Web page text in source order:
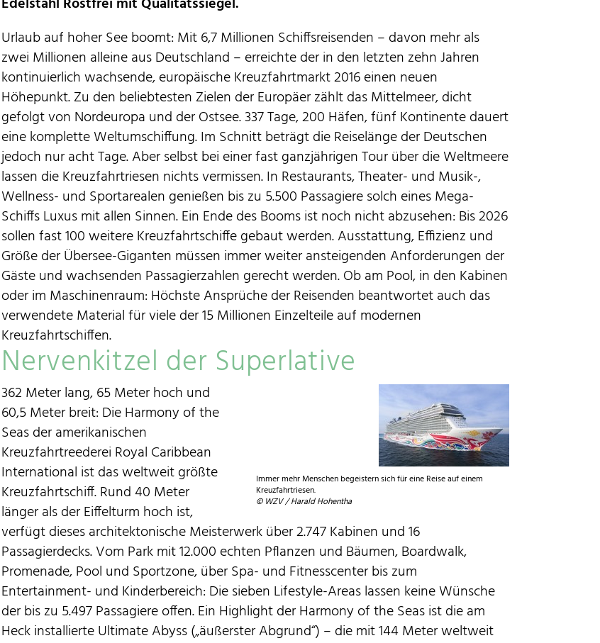
In der Ultimate Abyss, der weltweit längsten Rutsche auf hoher
See, geht‘s hinab durch zwei spiralförmige Röhren aus Edelstahl
Rostfrei.
© WZV / wiegand.maelzer GmbH
Urlaub auf hoher See boomt: Mit 6,7 Millionen Schiffsreisenden – davon mehr als
zwei Millionen alleine aus Deutschland – erreichte der in den letzten zehn Jahren
kontinuierlich wachsende, europäische Kreuzfahrtmarkt 2016 einen neuen
Höhepunkt. Zu den beliebtesten Zielen der Europäer zählt das Mittelmeer, dicht
gefolgt von Nordeuropa und der Ostsee. 337 Tage, 200 Häfen, fünf Kontinente dauert
eine komplette Weltumschiffung. Im Schnitt beträgt die Reiselänge der Deutschen
jedoch nur acht Tage. Aber selbst bei einer fast ganzjährigen Tour über die Weltmeere
lassen die Kreuzfahrtriesen nichts vermissen. In Restaurants, Theater- und Musik-,
Wellness- und Sportarealen genießen bis zu 5.500 Passagiere solch eines Mega-
Schiffs Luxus mit allen Sinnen. Ein Ende des Booms ist noch nicht abzusehen: Bis 2026
sollen fast 100 weitere Kreuzfahrtschiffe gebaut werden. Ausstattung, Effizienz und
Größe der Übersee-Giganten müssen immer weiter ansteigenden Anforderungen der
Gäste und wachsenden Passagierzahlen gerecht werden. Ob am Pool, in den Kabinen
oder im Maschinenraum: Höchste Ansprüche der Reisenden beantwortet auch das
verwendete Material für viele der 15 Millionen Einzelteile auf modernen
Kreuzfahrtschiffen.
Nervenkitzel der Superlative
Immer mehr Menschen begeistern sich für eine Reise auf einem
Kreuzfahrtriesen.
© WZV / Harald Hohentha
362 Meter lang, 65 Meter hoch und
60,5 Meter breit: Die Harmony of the
Seas der amerikanischen
Kreuzfahrtreederei Royal Caribbean
International ist das weltweit größte
Kreuzfahrtschiff. Rund 40 Meter
länger als der Eiffelturm hoch ist,
verfügt dieses architektonische Meisterwerk über 2.747 Kabinen und 16
Passagierdecks. Vom Park mit 12.000 echten Pflanzen und Bäumen, Boardwalk,
Promenade, Pool und Sportzone, über Spa- und Fitnesscenter bis zum
Entertainment- und Kinderbereich: Die sieben Lifestyle-Areas lassen keine Wünsche
der bis zu 5.497 Passagiere offen. Ein Highlight der Harmony of the Seas ist die am
Heck installierte Ultimate Abyss („äußerster Abgrund“) – die mit 144 Meter weltweit